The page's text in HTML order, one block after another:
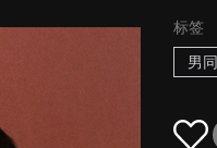
标签
男